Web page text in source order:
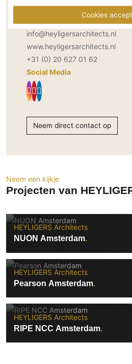
Nederland
info@heyligersarchitects.nl
www.heyligersarchitects.nl
+31 (0) 20 627 01 62
Social Media
Neem direct contact op
Neem een kijkje
Projecten van
HEYLIGERS Architects
NUON Amsterdam
HEYLIGERS Architects
Pearson Amsterdam
HEYLIGERS Architects
RIPE NCC Amsterdam
Cookies